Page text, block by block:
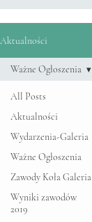
Aktualności
All Posts
Aktualności
Wydarzenia-Galeria
Ważne Ogłoszenia
Zawody Koła Galeria
Wyniki zawodów
2019
Ważne Ogłoszenia